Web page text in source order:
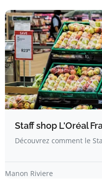
Staff shop L'Oréal
Découvrez comment le
Manon Riviere